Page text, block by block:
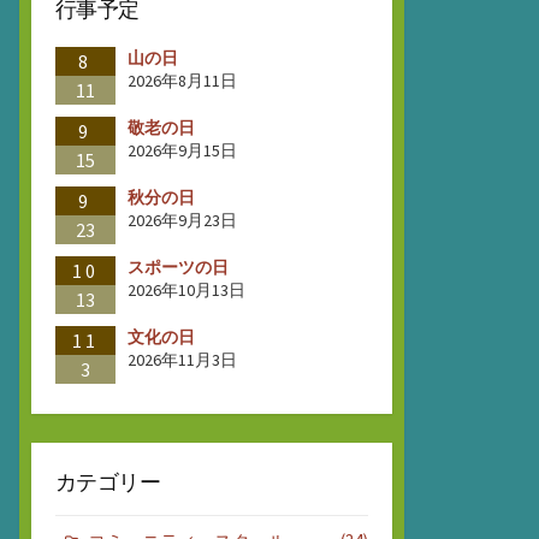
行事予定
8
11
山の日
2026年8月11日
9
15
敬老の日
2026年9月15日
9
23
秋分の日
2026年9月23日
10
13
スポーツの日
2026年10月13日
11
3
文化の日
2026年11月3日
カテゴリー